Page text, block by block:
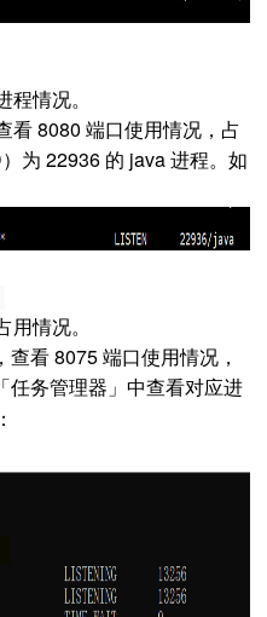
情况。
看 8080 端口使用情况，占
为 22936 的 java 进程。
如
情况。
，查看 8075 端口使用情况，
任务管理器」中查看对应进